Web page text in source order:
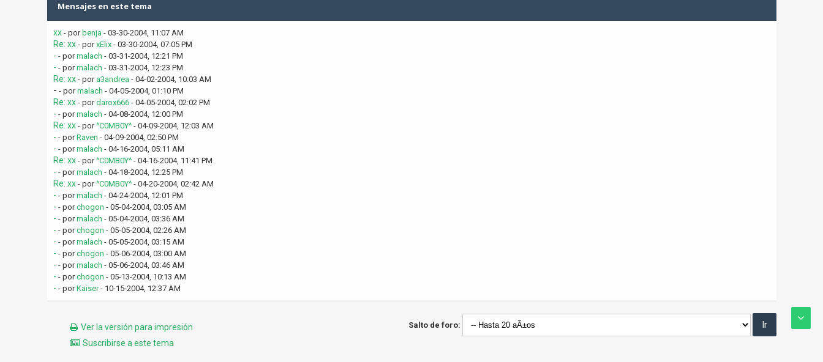
Mensajes en este tema
xx - por benja - 03-30-2004, 11:07 AM
Re: xx - porxElix- 03-30-2004, 07:05 PM
- - pormalach - 03-31-2004, 12:21 PM
- - pormalach - 03-31-2004, 12:23 PM
Re: xx - por a3andrea - 04-02-2004, 10:03 AM
- - pormalach - 04-05-2004, 01:10 PM
Re: xx - pordarox666- 04-05-2004, 02:02 PM
- - pormalach - 04-08-2004, 12:00 PM
Re: xx - por^C0MB0Y^- 04-09-2004, 12:03 AM
- - porRaven - 04-09-2004, 02:50 PM
- - pormalach - 04-16-2004, 05:11 AM
Re: xx - por^C0MB0Y^- 04-16-2004, 11:41 PM
- - pormalach - 04-18-2004, 12:25 PM
Re: xx - por^C0MB0Y^- 04-20-2004, 02:42 AM
- - pormalach - 04-24-2004, 12:01 PM
- - porchogon - 05-04-2004, 03:05 AM
- - pormalach - 05-04-2004, 03:36 AM
- - porchogon - 05-05-2004, 02:26 AM
- - pormalach - 05-05-2004, 03:15 AM
- - porchogon - 05-06-2004, 03:00 AM
- - pormalach - 05-06-2004, 03:46 AM
- - porchogon - 05-13-2004, 10:13 AM
- - porKaiser- 10-15-2004, 12:37 AM
Ver la versión para impresión
Suscribirse a este tema
Salto de foro: